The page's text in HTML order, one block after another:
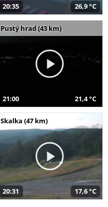
20:35 26,9 °C
Pustý hrad (43 km)
21:00 21,4 °C
Skalka (47 km)
20:31 17,6 °C